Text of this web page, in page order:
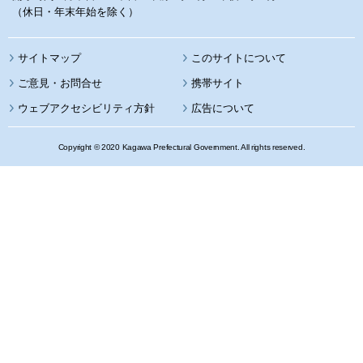
（休日・年末年始を除く）
サイトマップ このサイトについて
携帯サイト
ウェブアクセシビリティ方針 広告について
Copyright © 2020 Kagawa Prefectural Government. All rights reserved.